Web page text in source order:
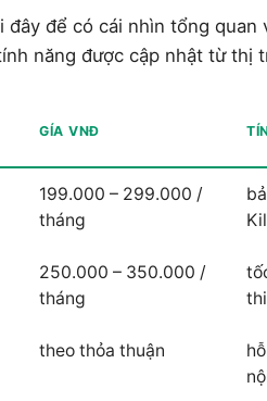
đây để có cái nhìn tổng
năng được cập nhật từ thị
GÍA VNĐ
199.000 – 299.000 /
tháng
250.000 – 350.000 /
tháng
theo thỏa thuận